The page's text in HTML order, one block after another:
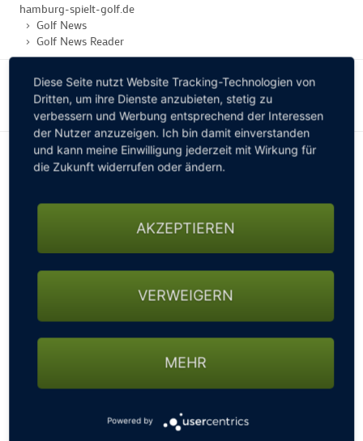
STARTSEITE
GOLFTURNIERE
GOLF CARD
GOLF NEWS
GOLFHOTELS
hamburg-spielt-golf.de
Golf News
Golf News Reader
Es weihnachtet bei EDELMETALL
Es weihnachtet bei EDELMETALL
Erwerben Sie für sich oder Ihre Liebsten einen
im Wert ab 500€ und Sie erhalten unser exklusives
Polo
Shirt gratis dazu."
EDELMETALL Golf GmbH
info@edelmetall-golf.com
Diese Seite nutzt Website Tracking-Technologien von
Dritten, um ihre Dienste anzubieten, stetig zu
verbessern und Werbung entsprechend der Interessen
der Nutzer anzuzeigen. Ich bin damit einverstanden
und kann meine Einwilligung jederzeit mit Wirkung für
die Zukunft widerrufen oder ändern.
AKZEPTIEREN
VERWEIGERN
MEHR
Powered by